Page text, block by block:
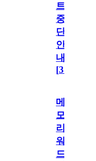
트
중
단
안
내
[31
메
모
리
워
드